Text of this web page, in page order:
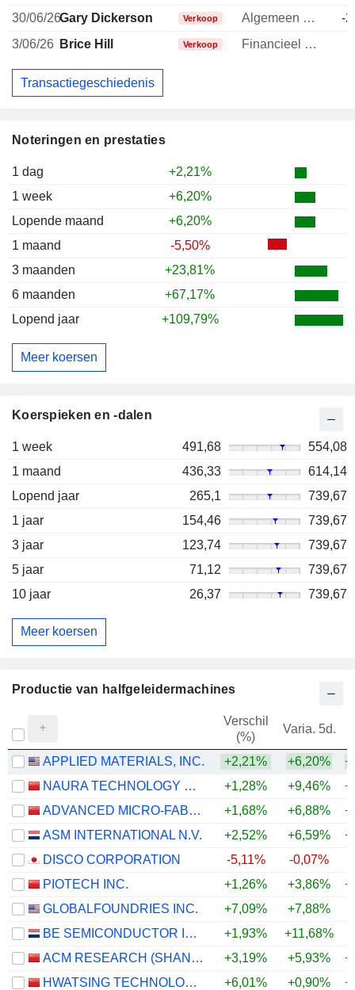
Noteringen en prestaties
1 dag
+2,21%
1 week
+6,20%
Lopende maand
+6,20%
1 maand
-5,50%
3 maanden
+23,81%
6 maanden
+67,17%
Lopend jaar
+109,79%
Meer koersen
Koerspieken en -dalen
1 week 491,68
554,08
1 maand
436,33
614,14
Lopend jaar
265,1
739,67
1 jaar
154,46
739,67
3 jaar
123,74
739,67
5 jaar
71,12
739,67
10 jaar
26,37 739,67
Meer koersen
30/06/26Gary Dickerson Verkoop Algemeen directeur
-
3/06/26 Brice Hill Verkoop Financieel directeur
Transactiegeschiedenis
Productie van halfgeleidermachines
Verschil
(%)
Varia. 5d.
APPLIED MATERIALS, INC. +2,21% +6,20%
NAURA TECHNOLOGY GROUP CO., LTD.
+1,28% +9,46%
ADVANCED MICRO-FABRICATION EQUIPMENT INC. CHINA
+1,68% +6,88%
ASM INTERNATIONAL N.V.
+2,52% +6,59%
DISCO CORPORATION
-5,11% -0,07%
PIOTECH INC.
+1,26% +3,86%
GLOBALFOUNDRIES INC.
+7,09% +7,88%
BE SEMICONDUCTOR INDUSTRIES N.V.
+1,93% +11,68%
ACM RESEARCH (SHANGHAI), INC.
+3,19% +5,93%
HWATSING TECHNOLOGY CO., LTD.
+6,01% +0,90%